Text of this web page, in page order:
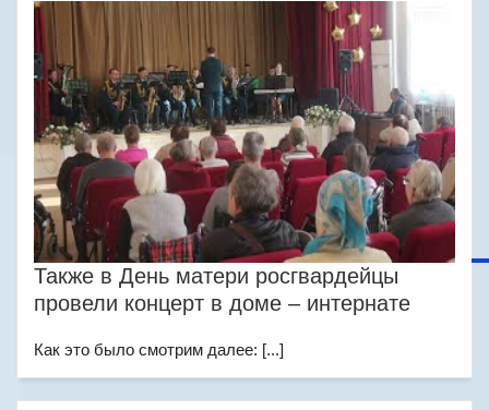
Также в День матери росгвардейцы
провели концерт в доме – интернате
Как это было смотрим далее: [...]